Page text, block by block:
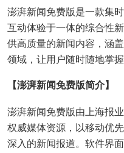
澎湃新闻免费版是一款集
互动体验于一体的综合性
供高质量的新闻内容，涵
领域，让用户随时随地掌握
【澎湃新闻免费版简介】
澎湃新闻免费版由上海报
权威媒体资源，以移动优
深入的新闻报道。软件界